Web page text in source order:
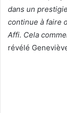
dans un
continue à faire
Affi. Cela
révélé